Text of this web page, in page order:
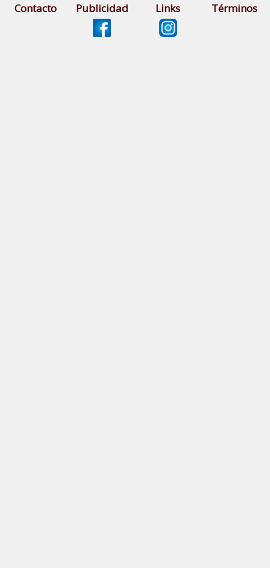
Contacto Publicidad Links Términos